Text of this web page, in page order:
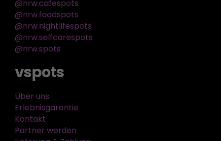
@nrw.cafespots
@nrw.foodspots
@nrw.nightlifespots
@nrw.selfcarespots
@nrw.spots
vspots
Über uns
Erlebnisgarantie
Kontakt
Partner werden